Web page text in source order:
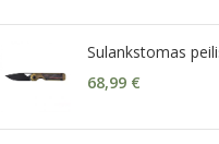
Sulankstomas
68,99 €